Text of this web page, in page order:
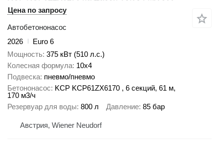
Цена по запросу
Автобетононасос
2026
Euro 6
Мощность 375 кВт (510 л.с.)
Колесная формула 10x4
Подвеска пневмо/пневмо
Бетононасос KCP KCP61ZX6170 , 6 секций, 61 м,
170 м3/ч
Резервуар для воды 800 л Давление 85 бар
Австрия, Wiener Neudorf